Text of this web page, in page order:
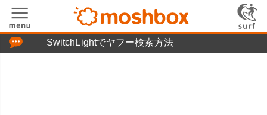
SwitchLightでヤフー検索方法
「つぶやき」の使い方